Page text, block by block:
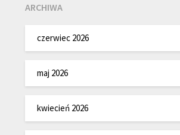
ARCHIWA
czerwiec 2026
maj 2026
kwiecień 2026